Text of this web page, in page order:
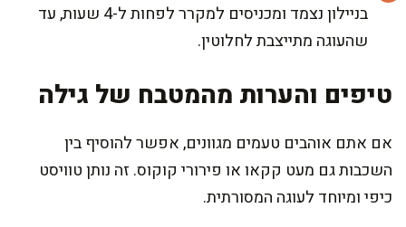
בניילון נצמד ומכניסים למקרר לפחות ל-4 שעות, עד
שהעוגה מתייצבת לחלוטין.
טיפים והערות מהמטבח של גילה
אם אתם אוהבים טעמים מגוונים, אפשר להוסיף בין
השכבות גם מעט קקאו או פירורי קוקוס. זה נותן טוויסט
כיפי ומיוחד לעוגה המסורתית.